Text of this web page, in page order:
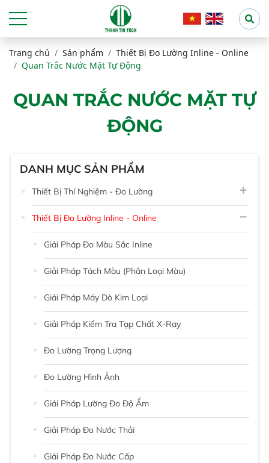
Trang chủ Sản phẩm
Thiết Bị Đo Lường Inline - Online
Quan Trắc Nước Mặt Tự Động
QUAN TRẮC NƯỚC MẶT TỰ
ĐỘNG
DANH MỤC SẢN PHẨM
Thiết Bị Thí Nghiệm - Đo Lường
Thiết Bị Đo Lường Inline - Online
Giải Pháp Đo Màu Sắc Inline
Giải Pháp Tách Màu (phân Loại Màu)
Giải Pháp Máy Dò Kim Loại
Giải Pháp Kiểm Tra Tạp Chất X-Ray
Đo Lường Trọng Lượng
Đo Lường Hình Ảnh
Giải Pháp Lường Đo Độ Ẩm
Giải Pháp Đo Nước Thải
Giải Pháp Đo Nước Cấp